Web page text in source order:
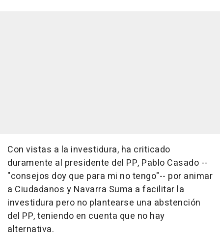
Con vistas a la investidura, ha criticado
duramente al presidente del PP, Pablo Casado --
"consejos doy que para mi no tengo"-- por animar
a Ciudadanos y Navarra Suma a facilitar la
investidura pero no plantearse una abstención
del PP, teniendo en cuenta que no hay
alternativa.